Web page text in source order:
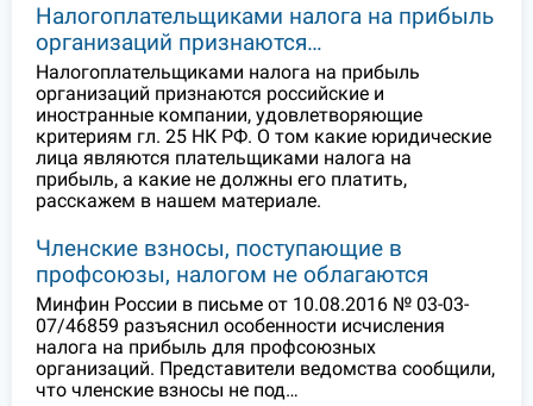
Налогоплательщиками налога на прибыль
организаций признаются…
Налогоплательщиками налога на прибыль
организаций признаются российские и
иностранные компании, удовлетворяющие
критериям гл. 25 НК РФ. О том какие юридические
лица являются плательщиками налога на
прибыль, а какие не должны его платить,
расскажем в нашем материале.
Членские взносы, поступающие в
профсоюзы, налогом не облагаются
Минфин России в письме от 10.08.2016 № 03-03-
07/46859 разъяснил особенности исчисления
налога на прибыль для профсоюзных
организаций. Представители ведомства сообщили,
что членские взносы не под…